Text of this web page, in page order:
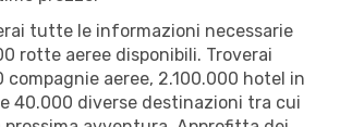
tutte le informazioni necessarie
rotte aeree disponibili. Troverai
aeree, 2.100.000 hotel in
40.000 diverse destinazioni tra cui